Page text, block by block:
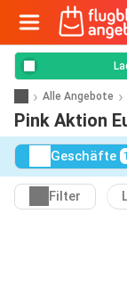
Alle Angebote
Pink Aktion
Geschäfte 1
Filter